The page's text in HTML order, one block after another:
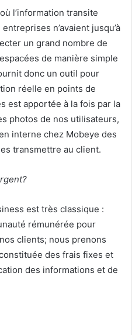
l’information transite
n’avaient jusqu’à
un grand nombre de
de manière simple
donc un outil pour
réelle en points de
est apportée à la fois par la
photos de nos utilisateurs,
interne chez Mobeye des
transmettre au client.
est très classique :
rémunérée pour
clients; nous prenons
des frais fixes et
des informations et de